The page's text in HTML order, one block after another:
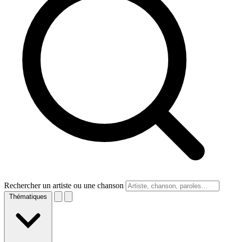
Rechercher un artiste ou une chanson
Thématiques